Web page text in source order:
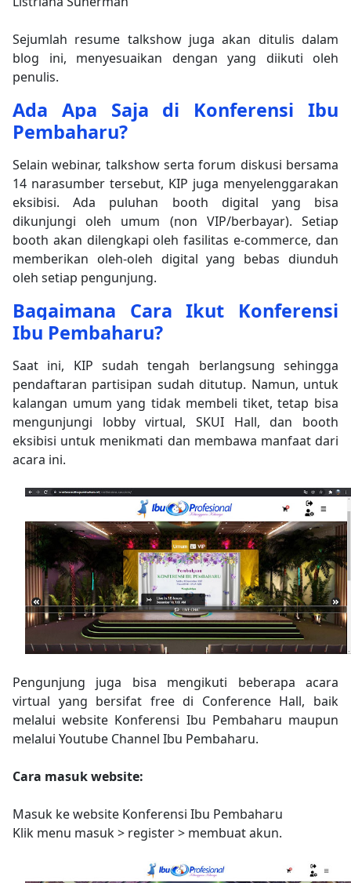
Sejumlah resume talkshow juga akan ditulis dalam
blog ini, menyesuaikan dengan yang diikuti oleh
penulis.
Ada Apa Saja di Konferensi Ibu
Pembaharu?
Selain webinar, talkshow serta forum diskusi bersama
14 narasumber tersebut, KIP juga menyelenggarakan
eksibisi. Ada puluhan booth digital yang bisa
dikunjungi oleh umum (non VIP/berbayar). Setiap
booth akan dilengkapi oleh fasilitas e-commerce, dan
memberikan oleh-oleh digital yang bebas diunduh
oleh setiap pengunjung.
Bagaimana Cara Ikut Konferensi
Ibu Pembaharu?
Saat ini, KIP sudah tengah berlangsung sehingga
pendaftaran partisipan sudah ditutup. Namun, untuk
kalangan umum yang tidak membeli tiket, tetap bisa
mengunjungi lobby virtual, SKUI Hall, dan booth
eksibisi untuk menikmati dan membawa manfaat dari
acara ini.
Pengunjung juga bisa mengikuti beberapa acara
virtual yang bersifat free di Conference Hall, baik
melalui website Konferensi Ibu Pembaharu maupun
melalui Youtube Channel Ibu Pembaharu.
Cara masuk website:
Masuk ke website Konferensi Ibu Pembaharu
Klik menu masuk > register > membuat akun.